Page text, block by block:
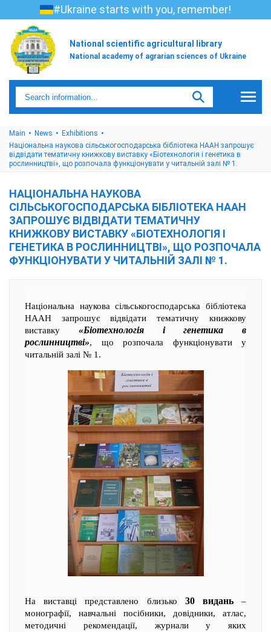
#Ukraine starts with you, remember!
National scientific agricultural library
National academy of agrarian sciences of Ukraine
Main News
Exhibitions
Національна наукова сільськогосподарська бібліотека НААН запрошує
відвідати тематичну книжкову виставку «Біотехнологія і генетика в
рослинництві», що розпочала функціонувати у читальній залі № 1.
НАЦІОНАЛЬНА НАУКОВА
СІЛЬСЬКОГОСПОДАРСЬКА БІБЛІОТЕКА НААН
ЗАПРОШУЄ ВІДВІДАТИ ТЕМАТИЧНУ
КНИЖКОВУ ВИСТАВКУ «БІОТЕХНОЛОГІЯ І
ГЕНЕТИКА В РОСЛИННИЦТВІ», ЩО РОЗПОЧАЛА
ФУНКЦІОНУВАТИ У ЧИТАЛЬНІЙ ЗАЛІ № 1.
Національна наукова сільськогосподарська бібліотека
НААН запрошує відвідати тематичну книжкову
виставку «Біотехнологія і генетика в
рослинництві», що розпочала функціонувати у
читальній залі № 1.
На виставці представлено близько 30 видань–
монографії, навчальні посібники, довідники, атлас,
методичні рекомендації, журнали у яких